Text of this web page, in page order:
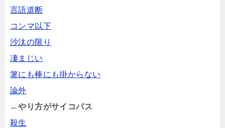
言語道断
コンマ以下
沙汰の限り
凄まじい
箸にも棒にも掛からない
論外
←やり方がサイコパス
殺生